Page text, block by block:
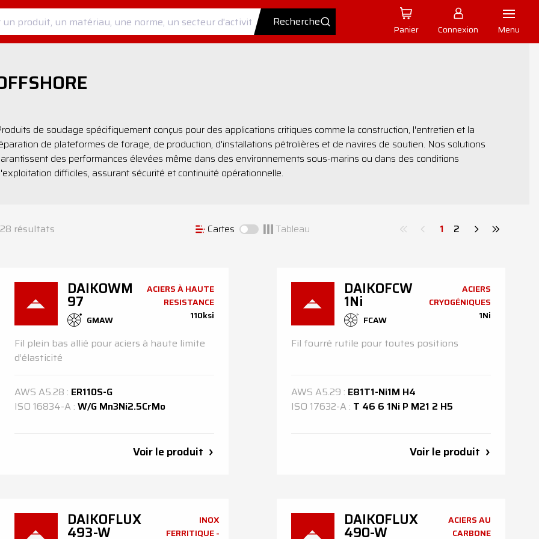
Panier Connexion Menu
de soudage spécifiquement conçus pour des applications critiques comme la construction, l'entretien et la
de plateformes de forage, de production, d'installations pétrolières et de navires de soutien. Nos solutions
des performances élevées même dans des environnements sous-marins ou dans des conditions
difficiles, assurant sécurité et continuité opérationnelle.
28 résultats Cartes Tableau 1 2
DAIKOWM
97
GMAW
ACIERS À HAUTE
RESISTANCE
110ksi
Fil plein bas allié pour aciers à haute limite
d’élasticité
AWS A5.28 : ER110S-G
ISO 16834-A : W/G Mn3Ni2.5CrMo
Voir le produit
DAIKOFCW
1Ni
FCAW
ACIERS
CRYOGÉNIQUES
1Ni
Fil fourré rutile pour toutes positions
AWS A5.29 : E81T1-Ni1M H4
ISO 17632-A : T 46 6 1Ni P M21 2 H5
Voir le produit
DAIKOFLUX
493-W
INOX
FERRITIQUE -
DAIKOFLUX
490-W
ACIERS AU
CARBONE